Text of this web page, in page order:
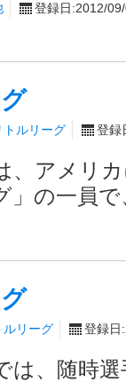
登録日:2012/
トルリーグ 登録
、アメリ
」の一員
ルリーグ 登録日
は、随時